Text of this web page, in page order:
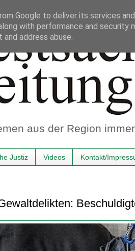
aus der Region
Justiz Videos Kontakt/
Google to deliver its services
with performance and
address abuse.